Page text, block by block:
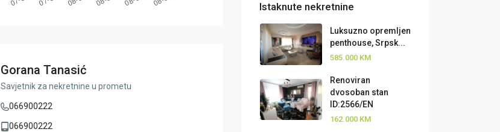
Gorana Tanasić
Savjetnik za nekretnine u prometu
066900222
066900222
Istaknute nekretnine
Luksuzno opremljen
penthouse, Srpsk...
585.000 KM
Renoviran
dvosoban stan
ID:2566/EN
162.000 KM